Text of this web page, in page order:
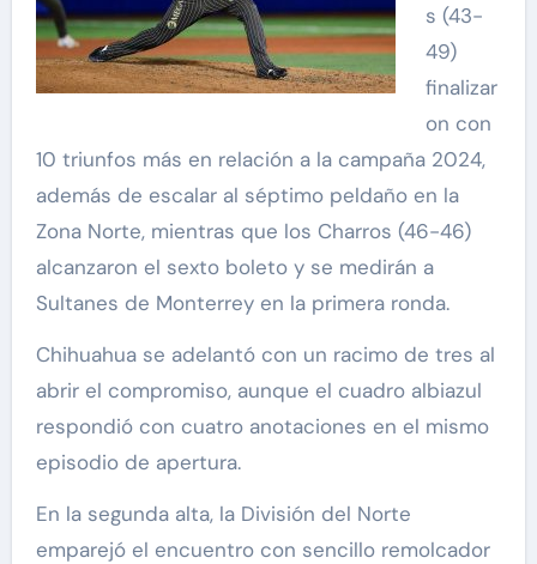
s (43-
49)
finalizar
on con
10 triunfos más en relación a la campaña 2024,
además de escalar al séptimo peldaño en la
Zona Norte, mientras que los Charros (46-46)
alcanzaron el sexto boleto y se medirán a
Sultanes de Monterrey en la primera ronda.
Chihuahua se adelantó con un racimo de tres al
abrir el compromiso, aunque el cuadro albiazul
respondió con cuatro anotaciones en el mismo
episodio de apertura.
En la segunda alta, la División del Norte
emparejó el encuentro con sencillo remolcador